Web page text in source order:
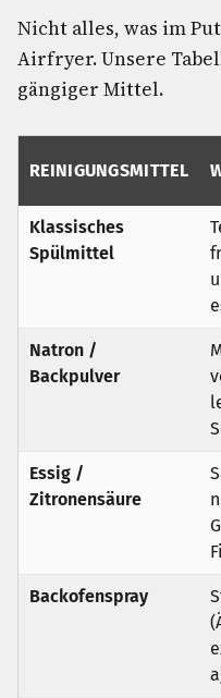
Nicht alles, was im
Airfryer. Unsere
gängiger Mittel.
REINIGUNGSMITTEL
Klassisches
Spülmittel
Natron /
Backpulver
Essig /
Zitronensäure
Backofenspray